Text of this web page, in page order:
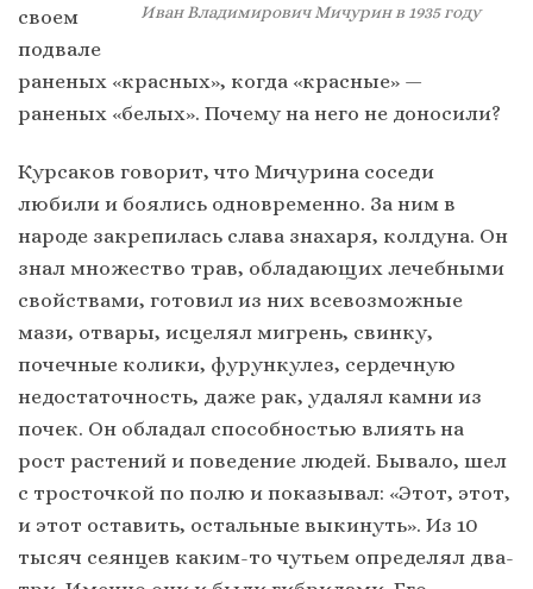
Иван Владимирович Мичурин в 1935 году
своем
подвале
раненых «красных», когда «красные» —
раненых «белых». Почему на него не доносили?
Курсаков говорит, что Мичурина соседи
любили и боялись одновременно. За ним в
народе закрепилась слава знахаря, колдуна. Он
знал множество трав, обладающих лечебными
свойствами, готовил из них всевозможные
мази, отвары, исцелял мигрень, свинку,
почечные колики, фурункулез, сердечную
недостаточность, даже рак, удалял камни из
почек. Он обладал способностью влиять на
рост растений и поведение людей. Бывало, шел
с тросточкой по полю и показывал: «Этот, этот,
и этот оставить, остальные выкинуть». Из 10
тысяч сеянцев каким-то чутьем определял два-